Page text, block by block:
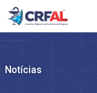
Ir
para
Notícias